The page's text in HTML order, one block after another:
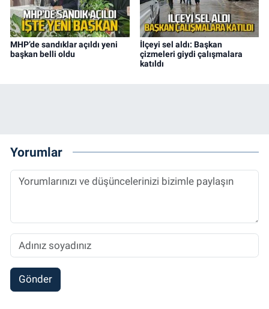
MHP’de sandıklar açıldı yeni
başkan belli oldu
İlçeyi sel aldı: Başkan
çizmeleri giydi çalışmalara
katıldı
Yorumlar
Gönder